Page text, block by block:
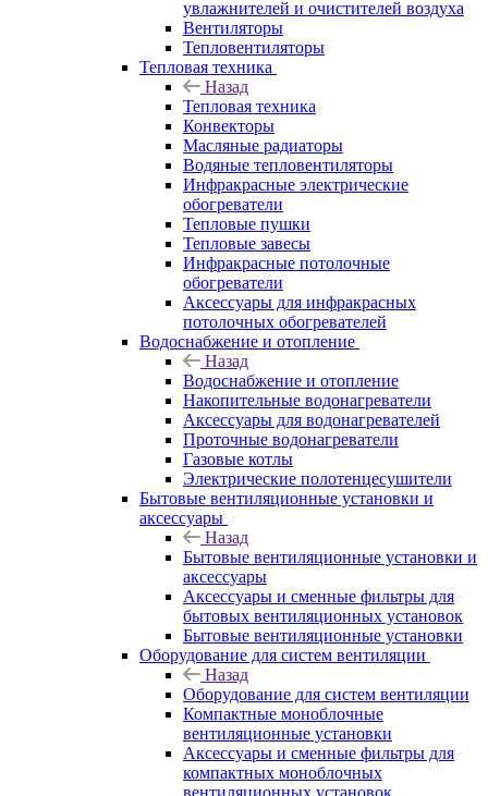
увлажнителей и очистителей воздуха
Вентиляторы
Тепловентиляторы
Тепловая техника
Назад
Тепловая техника
Конвекторы
Масляные радиаторы
Водяные тепловентиляторы
Инфракрасные электрические
обогреватели
Тепловые пушки
Тепловые завесы
Инфракрасные потолочные
обогреватели
Аксессуары для инфракрасных
потолочных обогревателей
Водоснабжение и отопление
Назад
Водоснабжение и отопление
Накопительные водонагреватели
Аксессуары для водонагревателей
Проточные водонагреватели
Газовые котлы
Электрические полотенцесушители
Бытовые вентиляционные установки и
аксессуары
Назад
Бытовые вентиляционные установки и
аксессуары
Аксессуары и сменные фильтры для
бытовых вентиляционных установок
Бытовые вентиляционные установки
Оборудование для систем вентиляции
Назад
Оборудование для систем вентиляции
Компактные моноблочные
вентиляционные установки
Аксессуары и сменные фильтры для
компактных моноблочных
вентиляционных установок